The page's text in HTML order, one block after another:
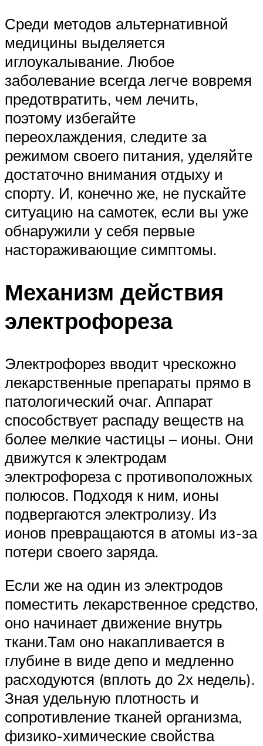
Среди методов альтернативной
медицины выделяется
иглоукалывание. Любое
заболевание всегда легче вовремя
предотвратить, чем лечить,
поэтому избегайте
переохлаждения, следите за
режимом своего питания, уделяйте
достаточно внимания отдыху и
спорту. И, конечно же, не пускайте
ситуацию на самотек, если вы уже
обнаружили у себя первые
настораживающие симптомы.
Механизм действия
электрофореза
Электрофорез вводит чрескожно
лекарственные препараты прямо в
патологический очаг. Аппарат
способствует распаду веществ на
более мелкие частицы – ионы. Они
движутся к электродам
электрофореза с противоположных
полюсов. Подходя к ним, ионы
подвергаются электролизу. Из
ионов превращаются в атомы из-за
потери своего заряда.
Если же на один из электродов
поместить лекарственное средство,
оно начинает движение внутрь
ткани.Там оно накапливается в
глубине в виде депо и медленно
расходуются (вплоть до 2х недель).
Зная удельную плотность и
сопротивление тканей организма,
физико-химические свойства